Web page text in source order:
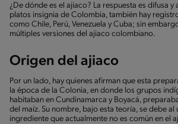
¿De dónde es el ajiaco? La respuesta es difusa y
platos insignia de Colombia, también hay
como Chile, Perú, Venezuela y Cuba; sin
múltiples versiones del ajiaco colombiano.
Origen del ajiaco
Por un lado, hay quienes afirman que esta
la época de la Colonia, en donde los grupos
habitaban en Cundinamarca y Boyacá,
del maíz. Su nombre, bajo esta teoría, se debe al
ingrediente que actualmente no es común en el